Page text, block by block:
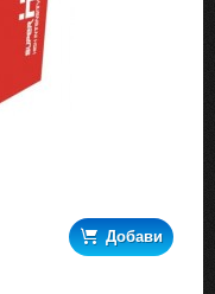
Добави